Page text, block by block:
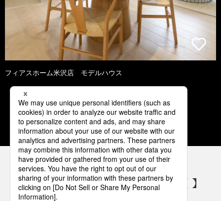
フィアスホーム米沢店 モデルハウス
1 2 3 4 5
パナソニックの電気設備 SNSアカウント